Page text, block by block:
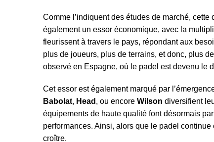
Comme l’indiquent des études de marché,
également un essor économique, avec la
fleurissent à travers le pays, répondant aux
plus de joueurs, plus de terrains, et donc, plus
observé en Espagne, où le padel est devenu le
Cet essor est également marqué par
Babolat, Head , ou encore Wilson diversifient
équipements de haute qualité font désormais
performances. Ainsi, alors que le padel
croître.